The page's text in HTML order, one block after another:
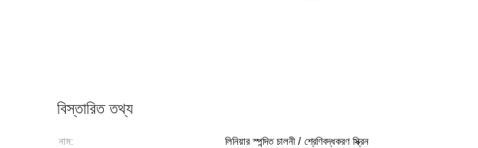
বিস্তারিত তথ্য
নাম: লিনিয়ার স্পন্দিত চালনী / শ্রেণিবদ্ধকরণ স্ক্রিন